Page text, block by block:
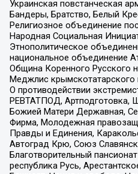
Украинская повстанческая
Бандеры, Братство, Белый
Религиозное объединение
Народная Социальная
Этнополитическое
национальное объединение
Община Коренного Русского
Меджлис
О противодействии
РЕВТАТПОД, Артподготовка,
Божией Матери Державная,
Фирма, Молодежная
Правды и Единения,
Автоград Крю, Союз
Благотворительный
республика Русь,